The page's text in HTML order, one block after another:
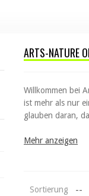
ARTS-NATURE
Willkommen bei
ist mehr als nur
glauben daran,
Mehr anzeigen
Sortierung --